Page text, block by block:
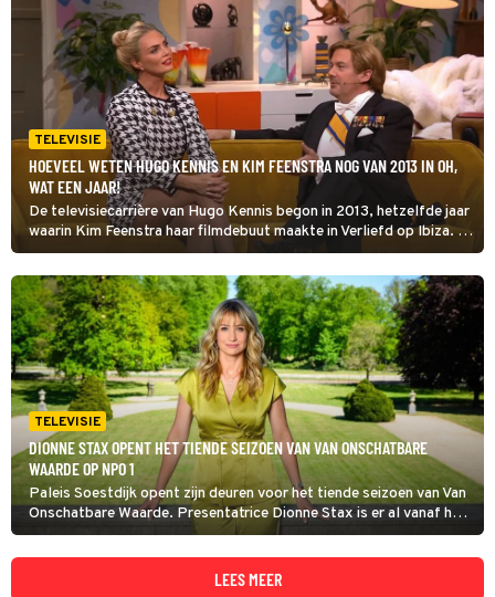
TELEVISIE
HOEVEEL WETEN HUGO KENNIS EN KIM FEENSTRA NOG VAN 2013 IN OH,
WAT EEN JAAR!
De televisiecarrière van Hugo Kennis begon in 2013, hetzelfde jaar
waarin Kim Feenstra haar filmdebuut maakte in Verliefd op Ibiza. In
Oh, Wat een Jaar! wordt duidelijk wat ze nog meer weten van het
jaar waarin ze allebei eindtwintigers waren.
TELEVISIE
DIONNE STAX OPENT HET TIENDE SEIZOEN VAN VAN ONSCHATBARE
WAARDE OP NPO 1
Paleis Soestdijk opent zijn deuren voor het tiende seizoen van Van
Onschatbare Waarde. Presentatrice Dionne Stax is er al vanaf het
begin bij, net als kunstexpert Arnold Wegh. Hij hoopt zijn
'concullega's' de loef af te steken.
LEES MEER